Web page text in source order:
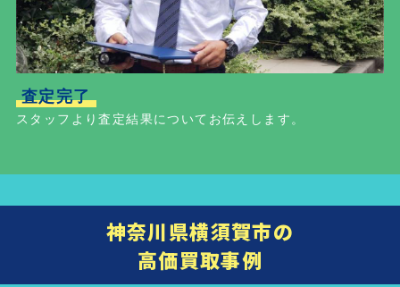
査定完了
スタッフより査定結果についてお伝えします。
神奈川県横須賀市の
高価買取事例